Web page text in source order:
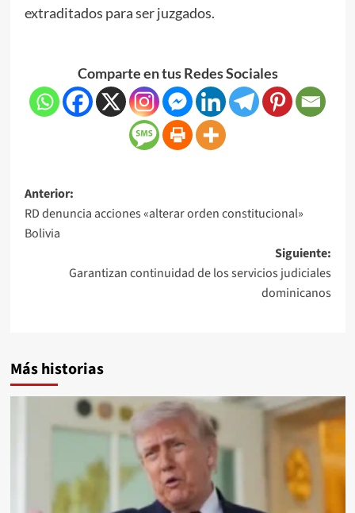
extraditados para ser juzgados.
Comparte en tus Redes Sociales
Anterior:
RD denuncia acciones «alterar orden constitucional»
Bolivia
Siguiente:
Garantizan continuidad de los servicios judiciales
dominicanos
Más historias